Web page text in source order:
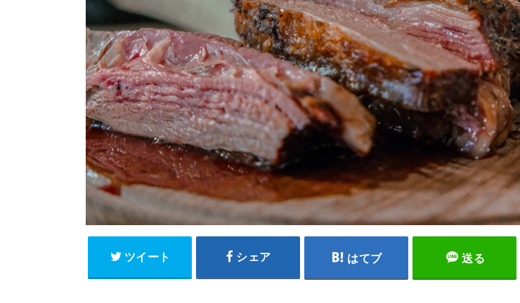
ツイート シェア はてブ 送る